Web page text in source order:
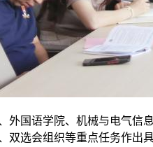
外国语学院、机械与电气信
双选会组织等重点任务作出